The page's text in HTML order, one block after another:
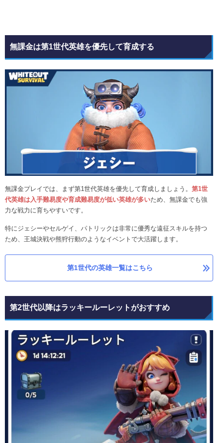
無課金は第1世代英雄を優先して育成する
無課金プレイでは、まず第1世代英雄を優先して育成しましょう。 第1世
代英雄は入手難易度や育成難易度が低い英雄が多いため、無課金でも強
力な戦力に育ちやすいです。
特にジェシーやセルゲイ、パトリックは非常に優秀な遠征スキルを持つ
ため、王城決戦や熊狩行動のようなイベントで大活躍します。
第1世代の英雄一覧はこちら
第2世代以降はラッキールーレットがおすすめ